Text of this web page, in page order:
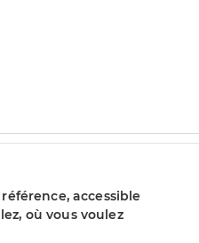
accessible
où vous voulez